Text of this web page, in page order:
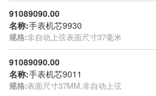
91089090.00
名称:手表机芯9930
规格:非自动上弦表面尺寸37毫米
91089090.00
名称:手表机芯9011
规格:表面尺寸37MM,非自动上弦